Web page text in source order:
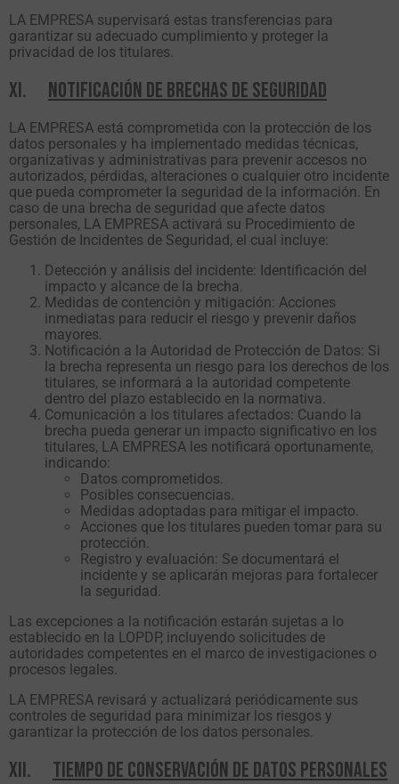
LA EMPRESA supervisará estas transferencias para
garantizar su adecuado cumplimiento y proteger la
privacidad de los titulares.
XI. NOTIFICACIÓN DE BRECHAS DE SEGURIDAD
LA EMPRESA está comprometida con la protección de los
datos personales y ha implementado medidas técnicas,
organizativas y administrativas para prevenir accesos no
autorizados, pérdidas, alteraciones o cualquier otro incidente
que pueda comprometer la seguridad de la información. En
caso de una brecha de seguridad que afecte datos
personales, LA EMPRESA activará su Procedimiento de
Gestión de Incidentes de Seguridad, el cual incluye:
Detección y análisis del incidente: Identificación del
impacto y alcance de la brecha.
Medidas de contención y mitigación: Acciones
inmediatas para reducir el riesgo y prevenir daños
mayores.
Notificación a la Autoridad de Protección de Datos: Si
la brecha representa un riesgo para los derechos de los
titulares, se informará a la autoridad competente
dentro del plazo establecido en la normativa.
Comunicación a los titulares afectados: Cuando la
brecha pueda generar un impacto significativo en los
titulares, LA EMPRESA les notificará oportunamente,
indicando:
Datos comprometidos.
Posibles consecuencias.
Medidas adoptadas para mitigar el impacto.
Acciones que los titulares pueden tomar para su
protección.
Registro y evaluación: Se documentará el
incidente y se aplicarán mejoras para fortalecer
la seguridad.
Las excepciones a la notificación estarán sujetas a lo
establecido en la LOPDP, incluyendo solicitudes de
autoridades competentes en el marco de investigaciones o
procesos legales.
LA EMPRESA revisará y actualizará periódicamente sus
controles de seguridad para minimizar los riesgos y
garantizar la protección de los datos personales.
XII. TIEMPO DE CONSERVACIÓN DE DATOS PERSONALES